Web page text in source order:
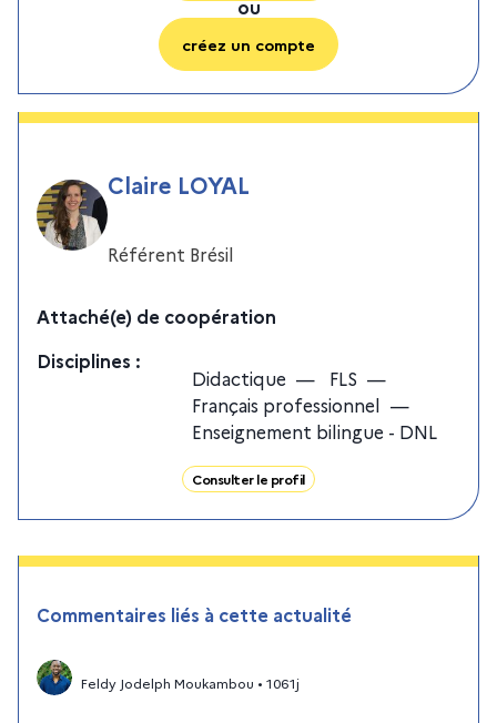
ou
créez un compte
Claire LOYAL
Référent Brésil
Attaché(e) de coopération
Disciplines :
Didactique — FLS —
Français professionnel —
Enseignement bilingue - DNL
Consulter le profil
Commentaires liés à cette actualité
Feldy Jodelph Moukambou • 1061j